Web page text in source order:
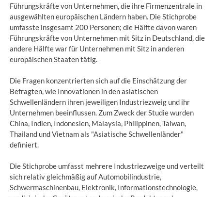
Führungskräfte von Unternehmen, die ihre Firmenzentrale in
ausgewählten europäischen Ländern haben. Die Stichprobe
umfasste insgesamt 200 Personen; die Hälfte davon waren
Führungskräfte von Unternehmen mit Sitz in Deutschland, die
andere Hälfte war für Unternehmen mit Sitz in anderen
europäischen Staaten tätig.
Die Fragen konzentrierten sich auf die Einschätzung der
Befragten, wie Innovationen in den asiatischen
Schwellenländern ihren jeweiligen Industriezweig und ihr
Unternehmen beeinflussen. Zum Zweck der Studie wurden
China, Indien, Indonesien, Malaysia, Philippinen, Taiwan,
Thailand und Vietnam als "Asiatische Schwellenländer"
definiert.
Die Stichprobe umfasst mehrere Industriezweige und verteilt
sich relativ gleichmäßig auf Automobilindustrie,
Schwermaschinenbau, Elektronik, Informationstechnologie,